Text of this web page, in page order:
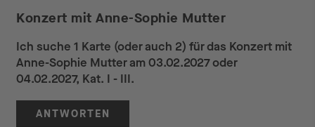
Konzert mit Anne-Sophie Mutter
Ich suche 1 Karte (oder auch 2) für das Konzert mit
Anne-Sophie Mutter am 03.02.2027 oder
04.02.2027, Kat. I - III.
ANTWORTEN